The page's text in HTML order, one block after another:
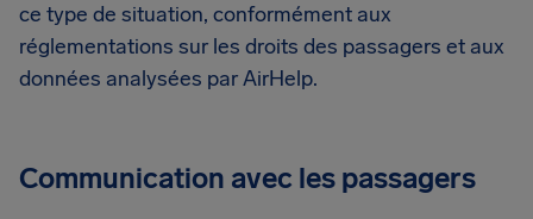
ce type de situation, conformément aux
réglementations sur les droits des passagers et aux
données analysées par AirHelp.
Communication avec les passagers